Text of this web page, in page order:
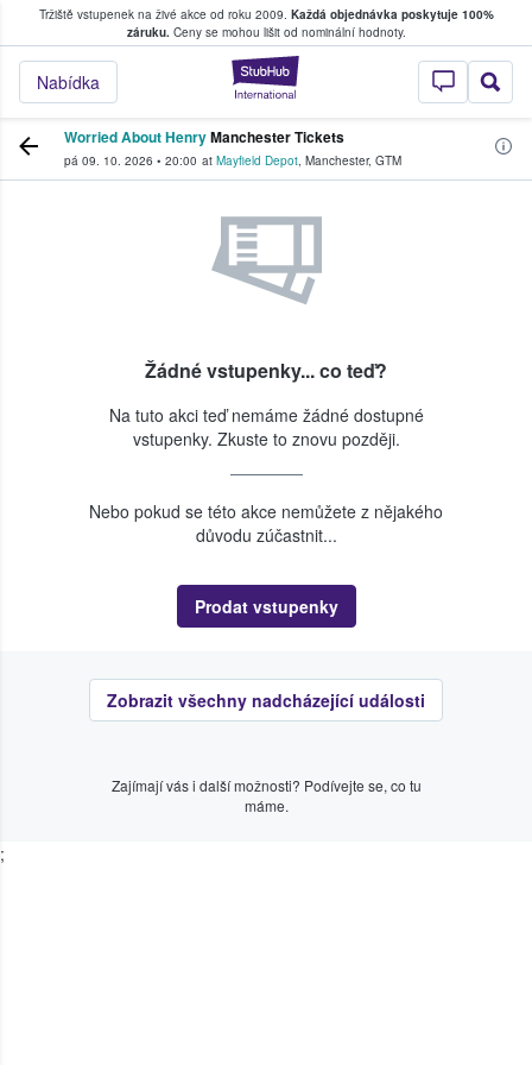
Tržiště vstupenek na živé akce od roku 2009. Každá objednávka poskytuje 100%
záruku.Ceny se mohou lišit od nominální hodnoty.
StubHub –
Nabídka
kde fanoušci kupují a prodávají vstupenky
Worried About HenryManchester Tickets
pá 09. 10. 2026 • 20:00 at Mayfield Depot, Manchester, GTM
Žádné vstupenky... co teď?
Na tuto akci teď nemáme žádné dostupné
vstupenky. Zkuste to znovu později.
Nebo pokud se této akce nemůžete z nějakého
důvodu zúčastnit...
Prodat vstupenky
Zobrazit všechny nadcházející události
Zajímají vás i další možnosti? Podívejte se, co tu
máme.
;